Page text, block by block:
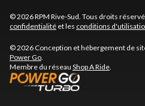
© 2026 RPM Rive-Sud. Tous droits
confidentialité et les conditions
© 2026 Conception et hébergement de
Power Go.
Membre du réseau Shop A Ride.